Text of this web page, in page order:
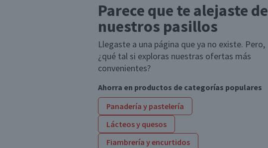
Parece que te alejaste de
nuestros pasillos
Llegaste a una página que ya no existe. Pero,
¿qué tal si exploras nuestras ofertas más
convenientes?
Ahorra en productos de categorías populares
Panadería y pastelería
Lácteos y quesos
Fiambrería y encurtidos